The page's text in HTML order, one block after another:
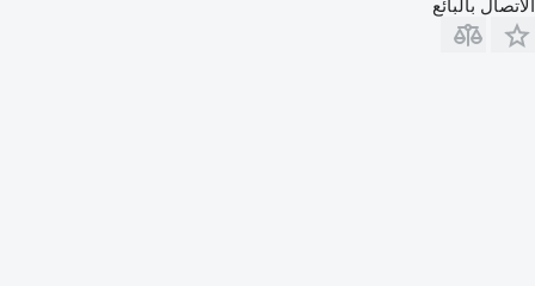
الاتصال بالبائع